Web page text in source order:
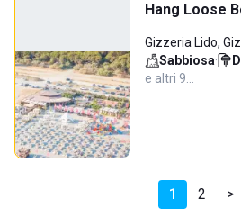
Hang Loose
Gizzeria Lido,
Sabbiosa·
e altri 9…
1 2 >